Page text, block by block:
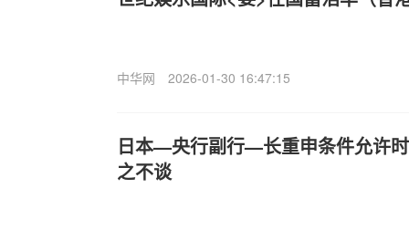
中华网 2026-01-30 16:47:15
日本—央行副行—长重申条件允许
之不谈